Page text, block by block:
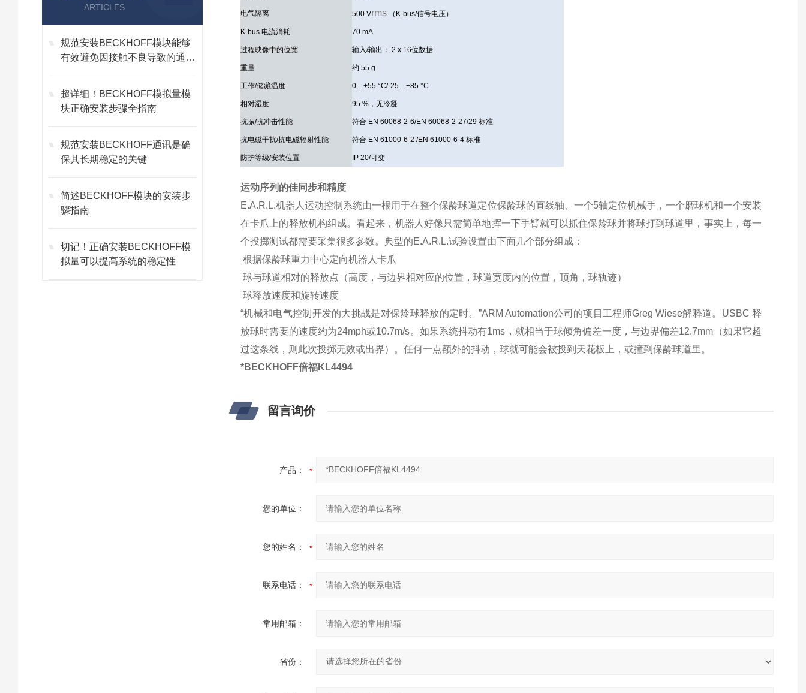
ARTICLES
规范安装BECKHOFF模块能够
有效避免因接触不良导致的通讯
超详细！BECKHOFF模拟量模
块正确安装步骤全指南
规范安装BECKHOFF通讯是确
保其长期稳定的关键
简述BECKHOFF模块的安装步
骤指南
切记！正确安装BECKHOFF模
拟量可以提高系统的稳定性
电气隔离 500 Vrms （K-bus/信号电压）
K-bus 电流消耗 70 mA
过程映像中的位宽 输入/输出： 2 x 16位数据
重量 约 55 g
工作/储藏温度 0…+55 °C/-25…+85 °C
相对湿度 95 %，无冷凝
抗振/抗冲击性能 符合 EN 60068-2-6/EN 60068-2-27/29 标准
抗电磁干扰/抗电磁辐射性能 符合 EN 61000-6-2 /EN 61000-6-4 标准
防护等级/安装位置 IP 20/可变
运动序列的佳同步和精度
E.A.R.L.机器人运动控制系统由一根用于在整个保龄球道定位保龄球的直线轴、一个5轴定位机械手，一个磨球机和一个安装
在卡爪上的释放机构组成。看起来，机器人好像只需简单地挥一下手臂就可以抓住保龄球并将球打到球道里，事实上，每一
个投掷测试都需要采集很多参数。典型的E.A.R.L.试验设置由下面几个部分组成：
根据保龄球重力中心定向机器人卡爪
球与球道相对的释放点（高度，与边界相对应的位置，球道宽度内的位置，顶角，球轨迹）
球释放速度和旋转速度
“机械和电气控制开发的大挑战是对保龄球释放的定时。”ARM Automation公司的项目工程师Greg Wiese解释道。USBC 释
放球时需要的速度约为24mph或10.7m/s。如果系统抖动有1ms，就相当于球倾角偏差一度，与边界偏差12.7mm（如果它超
过这条线，则此次投掷无效或出界）。任何一点额外的抖动，球就可能会被投到天花板上，或撞到保龄球道里。
*BECKHOFF倍福KL4494
留言询价
产品：
您的单位：
您的姓名：
联系电话：
常用邮箱：
省份：